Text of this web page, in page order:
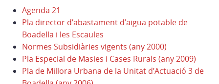
Agenda 21
Pla director d’abastament d’aigua potable de
Boadella i les Escaules
Normes Subsidiàries vigents (any 2000)
Pla Especial de Masies i Cases Rurals (any 2009)
Pla de Millora Urbana de la Unitat d’Actuació 3 de